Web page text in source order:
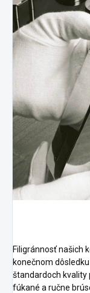
Filigránnosť našich
konečnom
štandardoch kvality
fúkané a ručne